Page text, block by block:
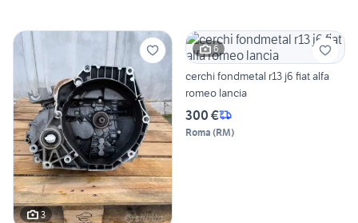
3
6
cerchi fondmetal r13 j6 fiat alfa
romeo lancia
300 €
Roma (RM)